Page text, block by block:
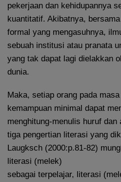
pekerjaan dan kehidupannya
kuantitatif. Akibatnya,
formal yang mengasuhnya,
sebuah institusi atau pranata
yang tak dapat lagi dielakkan
dunia.
Maka, setiap orang pada
kemampuan minimal dapat
menghitung-menulis huruf
tiga pengertian literasi yang
Laugksch (2000:p.81-82)
literasi (melek)
sebagai terpelajar, literasi